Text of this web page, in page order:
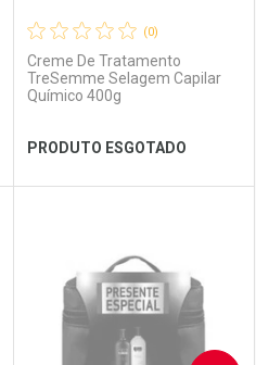
Ver Desconto Convênio
(0)
Creme De Tratamento
TreSemme Selagem Capilar
Químico 400g
PRODUTO ESGOTADO
Laboratório
Por Menos